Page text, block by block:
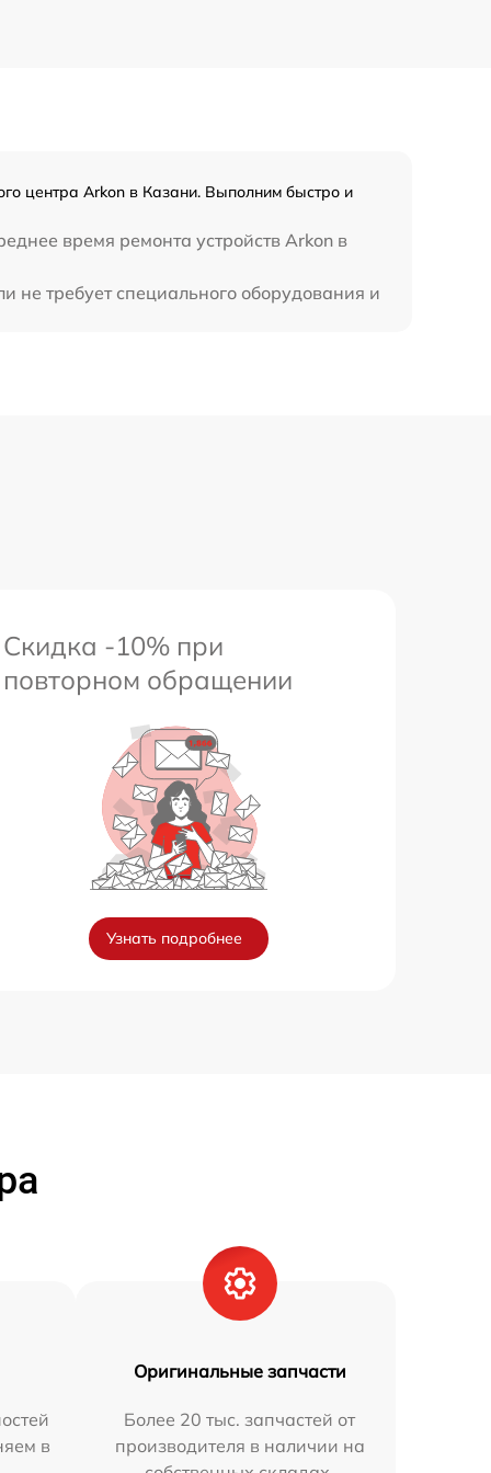
центра Arkon в Казани. Выполним быстро и
время ремонта устройств Arkon в
не требует специального оборудования и
Скидка -10% при
повторном обращении
Узнать подробнее
в
Оригинальные запчасти
Более 20 тыс. запчастей от
производителя в наличии на